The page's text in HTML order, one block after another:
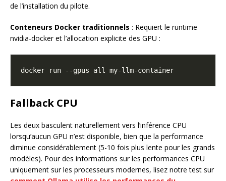
de l’installation du pilote.
Conteneurs Docker traditionnels : Requiert le runtime
nvidia-docker et l’allocation explicite des GPU :
Fallback CPU
Les deux basculent naturellement vers l’inférence CPU
lorsqu’aucun GPU n’est disponible, bien que la performance
diminue considérablement (5-10 fois plus lente pour les grands
modèles). Pour des informations sur les performances CPU
uniquement sur les processeurs modernes, lisez notre test sur